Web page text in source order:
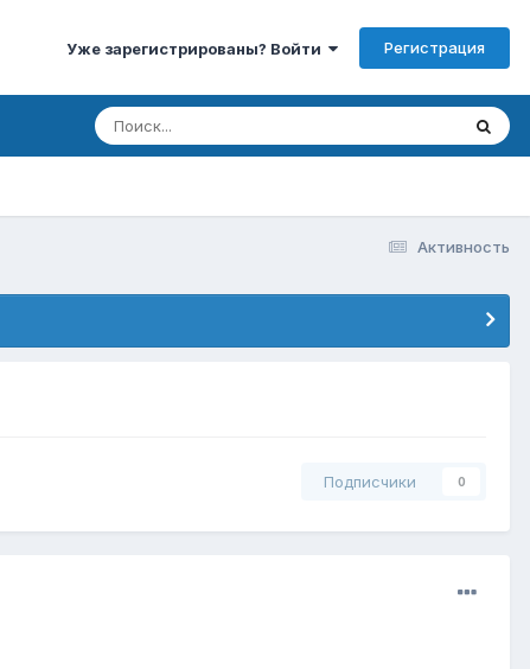
Уже зарегистрированы? Войти Регистрация
Активность
Подписчики 0